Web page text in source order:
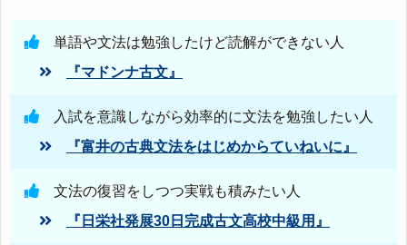
単語や文法は勉強したけど読解ができない人
『マドンナ古文』
入試を意識しながら効率的に文法を勉強したい人
『富井の古典文法をはじめからていねいに』
文法の復習をしつつ実戦も積みたい人
『日栄社発展30日完成古文高校中級用』